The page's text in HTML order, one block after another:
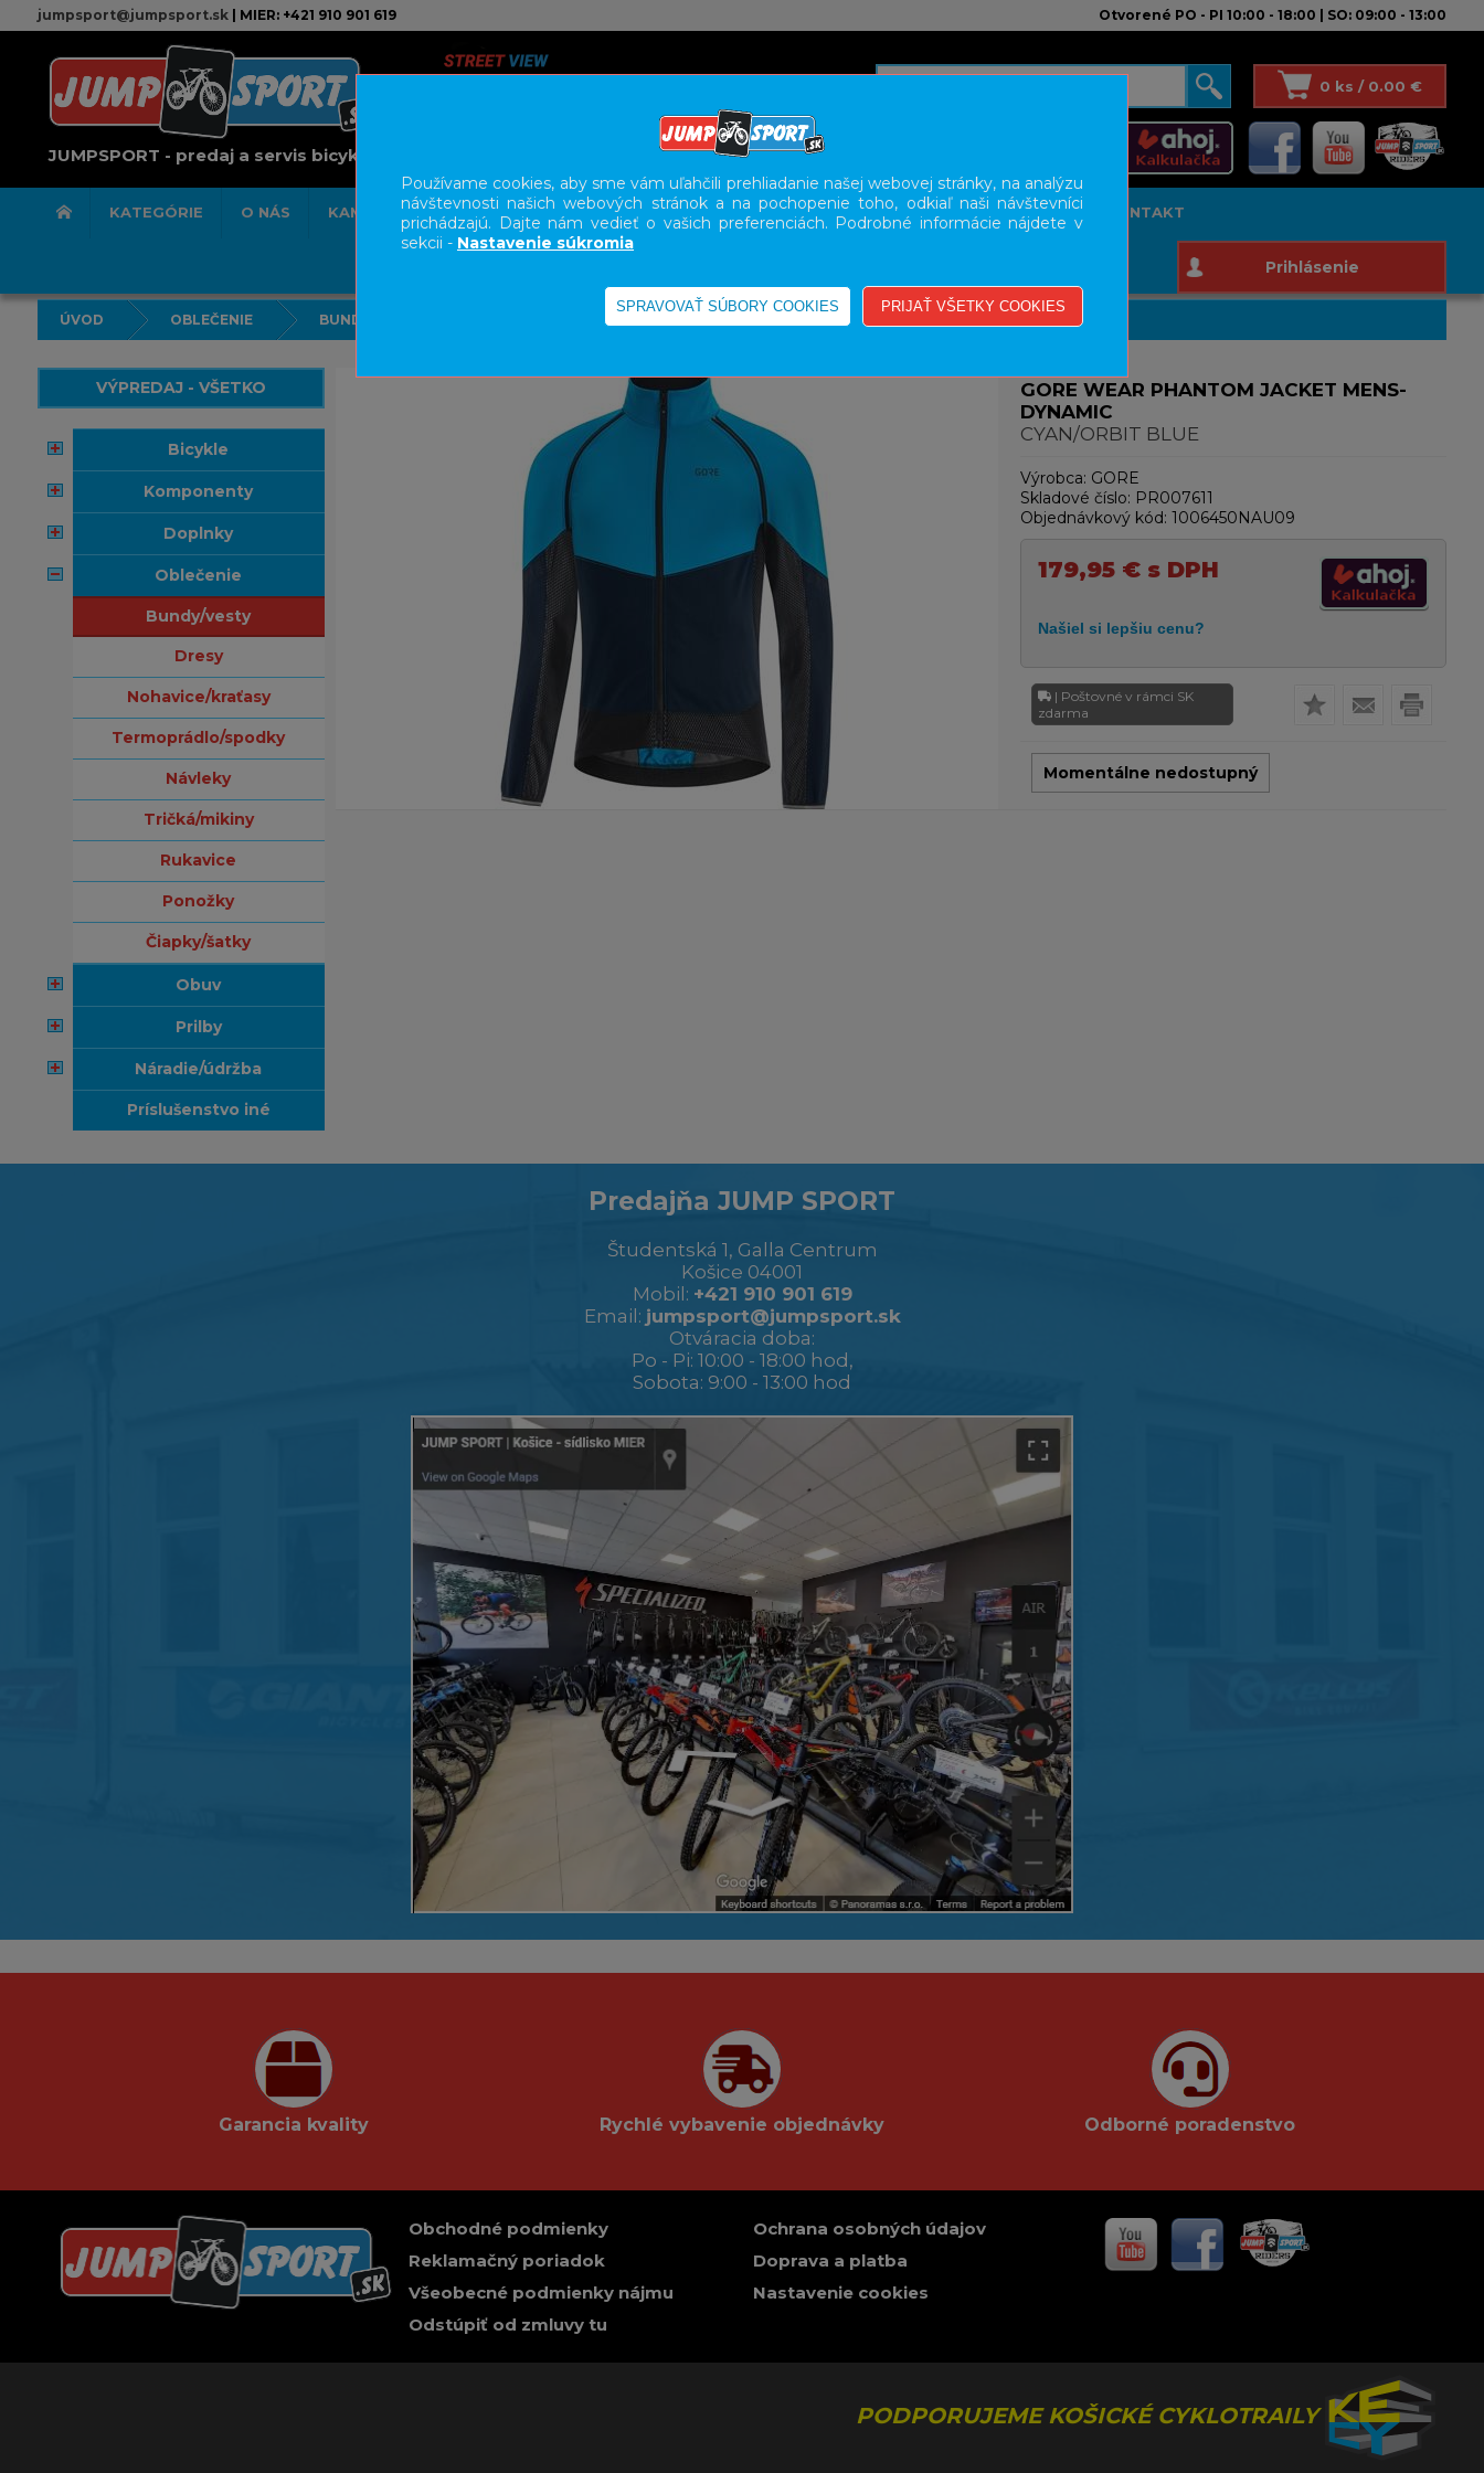
jumpsport@jumpsport.sk| MIER: +421 910 901 619 Otvorené PO - PI 10:00 - 18:00 | SO: 09:00 - 13:00
JUMPSPORT - predaj a servis bicyklov
0 ks / 0.00 €
KATEGÓRIE O NÁS KAMENNÁ PREDAJNA SERVIS SLUŽBY KARIÉRA BODY GEOMETRY FIT STUDIO KONTAKT
Prihlásenie
ÚVOD OBLEČENIE BUNDY/VESTY
VÝPREDAJ - VŠETKO
bicykle
komponenty
doplnky
oblečenie
bundy/vesty
dresy
nohavice/kraťasy
termoprádlo/spodky
návleky
tričká/mikiny
rukavice
ponožky
čiapky/šatky
obuv
prilby
náradie/údržba
príslušenstvo iné
GORE WEAR PHANTOM JACKET MENS-
DYNAMIC
CYAN/ORBIT BLUE
Výrobca: GORE
Skladové číslo: PR007611
Objednávkový kód: 1006450NAU09
179,95 €s DPH
| Poštovné v rámci SK
zdarma
Momentálne nedostupný
Predajňa JUMP SPORT
Študentská 1, Galla Centrum
Košice 04001
Mobil: +421 910 901 619
Email: jumpsport@jumpsport.sk
Otváracia doba:
Po - Pi: 10:00 - 18:00 hod,
Sobota: 9:00 - 13:00 hod
Garancia kvality Rychlé vybavenie objednávky Odborné poradenstvo
Obchodné podmienky
Reklamačný poriadok
Všeobecné podmienky nájmu
Odstúpiť od zmluvy tu
Ochrana osobných údajov
Doprava a platba
Nastavenie cookies
PODPORUJEME KOŠICKÉ CYKLOTRAILY
Používame cookies, aby sme vám uľahčili prehliadanie našej webovej stránky, na analýzu
návštevnosti našich webových stránok a na pochopenie toho, odkiaľ naši návštevníci
prichádzajú. Dajte nám vedieť o vašich preferenciách. Podrobné informácie nájdete v
sekcii - Nastavenie súkromia